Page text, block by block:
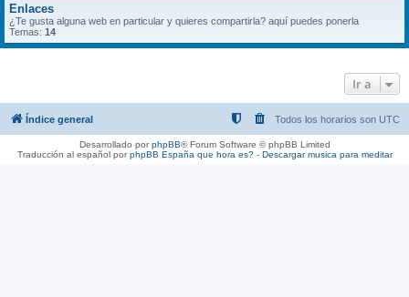
Enlaces
¿Te gusta alguna web en particular y quieres compartirla? aquí puedes ponerla
Temas: 14
Ir a
Índice general Todos los horarios son UTC
Desarrollado porphpBB® Forum Software © phpBB Limited
Traducción al español porphpBB España que hora es?- Descargar musica para meditar